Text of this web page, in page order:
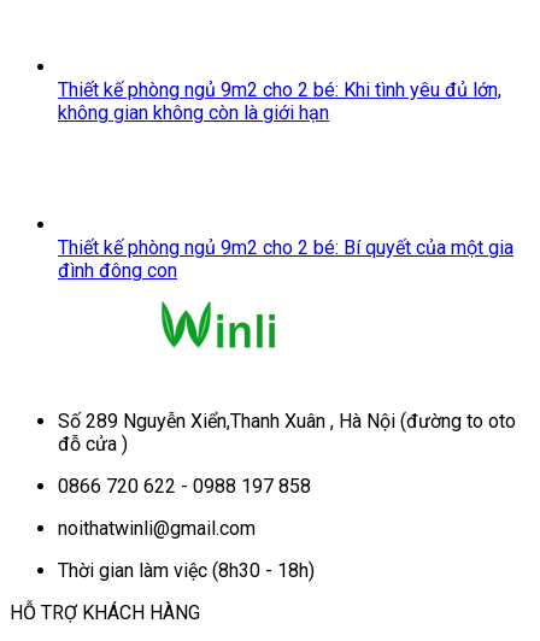
Thiết kế phòng ngủ 9m2 cho 2 bé: Khi tình yêu đủ lớn,
không gian không còn là giới hạn
Thiết kế phòng ngủ 9m2 cho 2 bé: Bí quyết của một gia
đình đông con
Số 289 Nguyễn Xiển,Thanh Xuân , Hà Nội (đường to oto
đỗ cửa )
0866 720 622 - 0988 197 858
noithatwinli@gmail.com
Thời gian làm việc (8h30 - 18h)
HỖ TRỢ KHÁCH HÀNG